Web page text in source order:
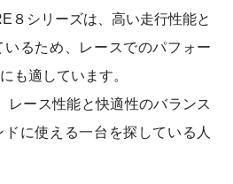
８シリーズは、高い走行性能と
るため、レースでのパフォー
も適しています。
レース性能と快適性のバランス
に使える一台を探している人